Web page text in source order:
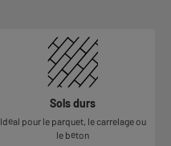
Sols durs
Idéal pour le parquet, le carrelage ou
le béton